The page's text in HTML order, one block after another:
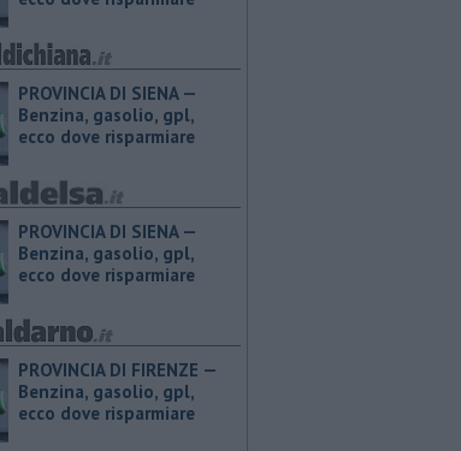
PROVINCIA DI SIENA — ​
Benzina, gasolio, gpl,
ecco dove risparmiare
PROVINCIA DI SIENA — ​
Benzina, gasolio, gpl,
ecco dove risparmiare
PROVINCIA DI FIRENZE — ​
Benzina, gasolio, gpl,
ecco dove risparmiare